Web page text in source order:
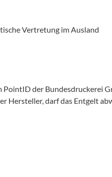
Vertretung im Ausland
PointID der Bundesdruckerei
Hersteller, darf das Entgelt